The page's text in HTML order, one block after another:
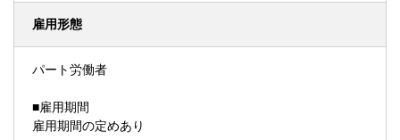
雇用形態
パート労働者
■雇用期間
雇用期間の定めあり